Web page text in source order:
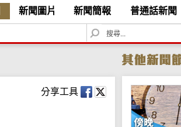
新聞圖片 新聞簡報 普通話新聞
S
e
c
h
分享工具